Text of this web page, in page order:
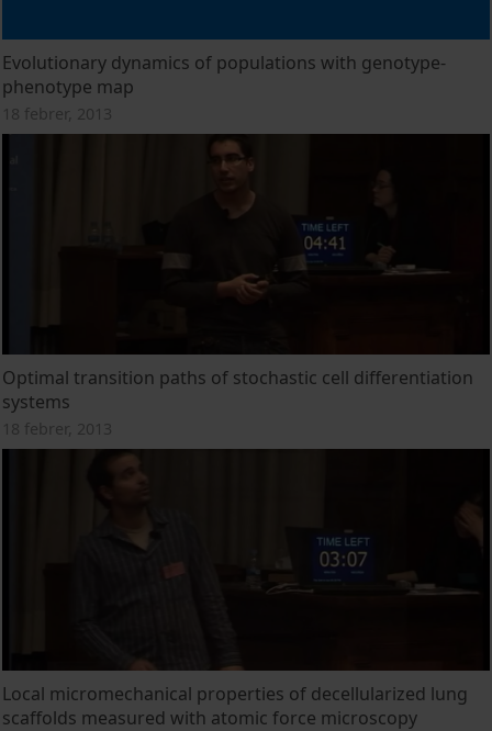
Evolutionary dynamics of populations with genotype-
phenotype map
18 febrer, 2013
Optimal transition paths of stochastic cell differentiation
systems
18 febrer, 2013
Local micromechanical properties of decellularized lung
scaffolds measured with atomic force microscopy